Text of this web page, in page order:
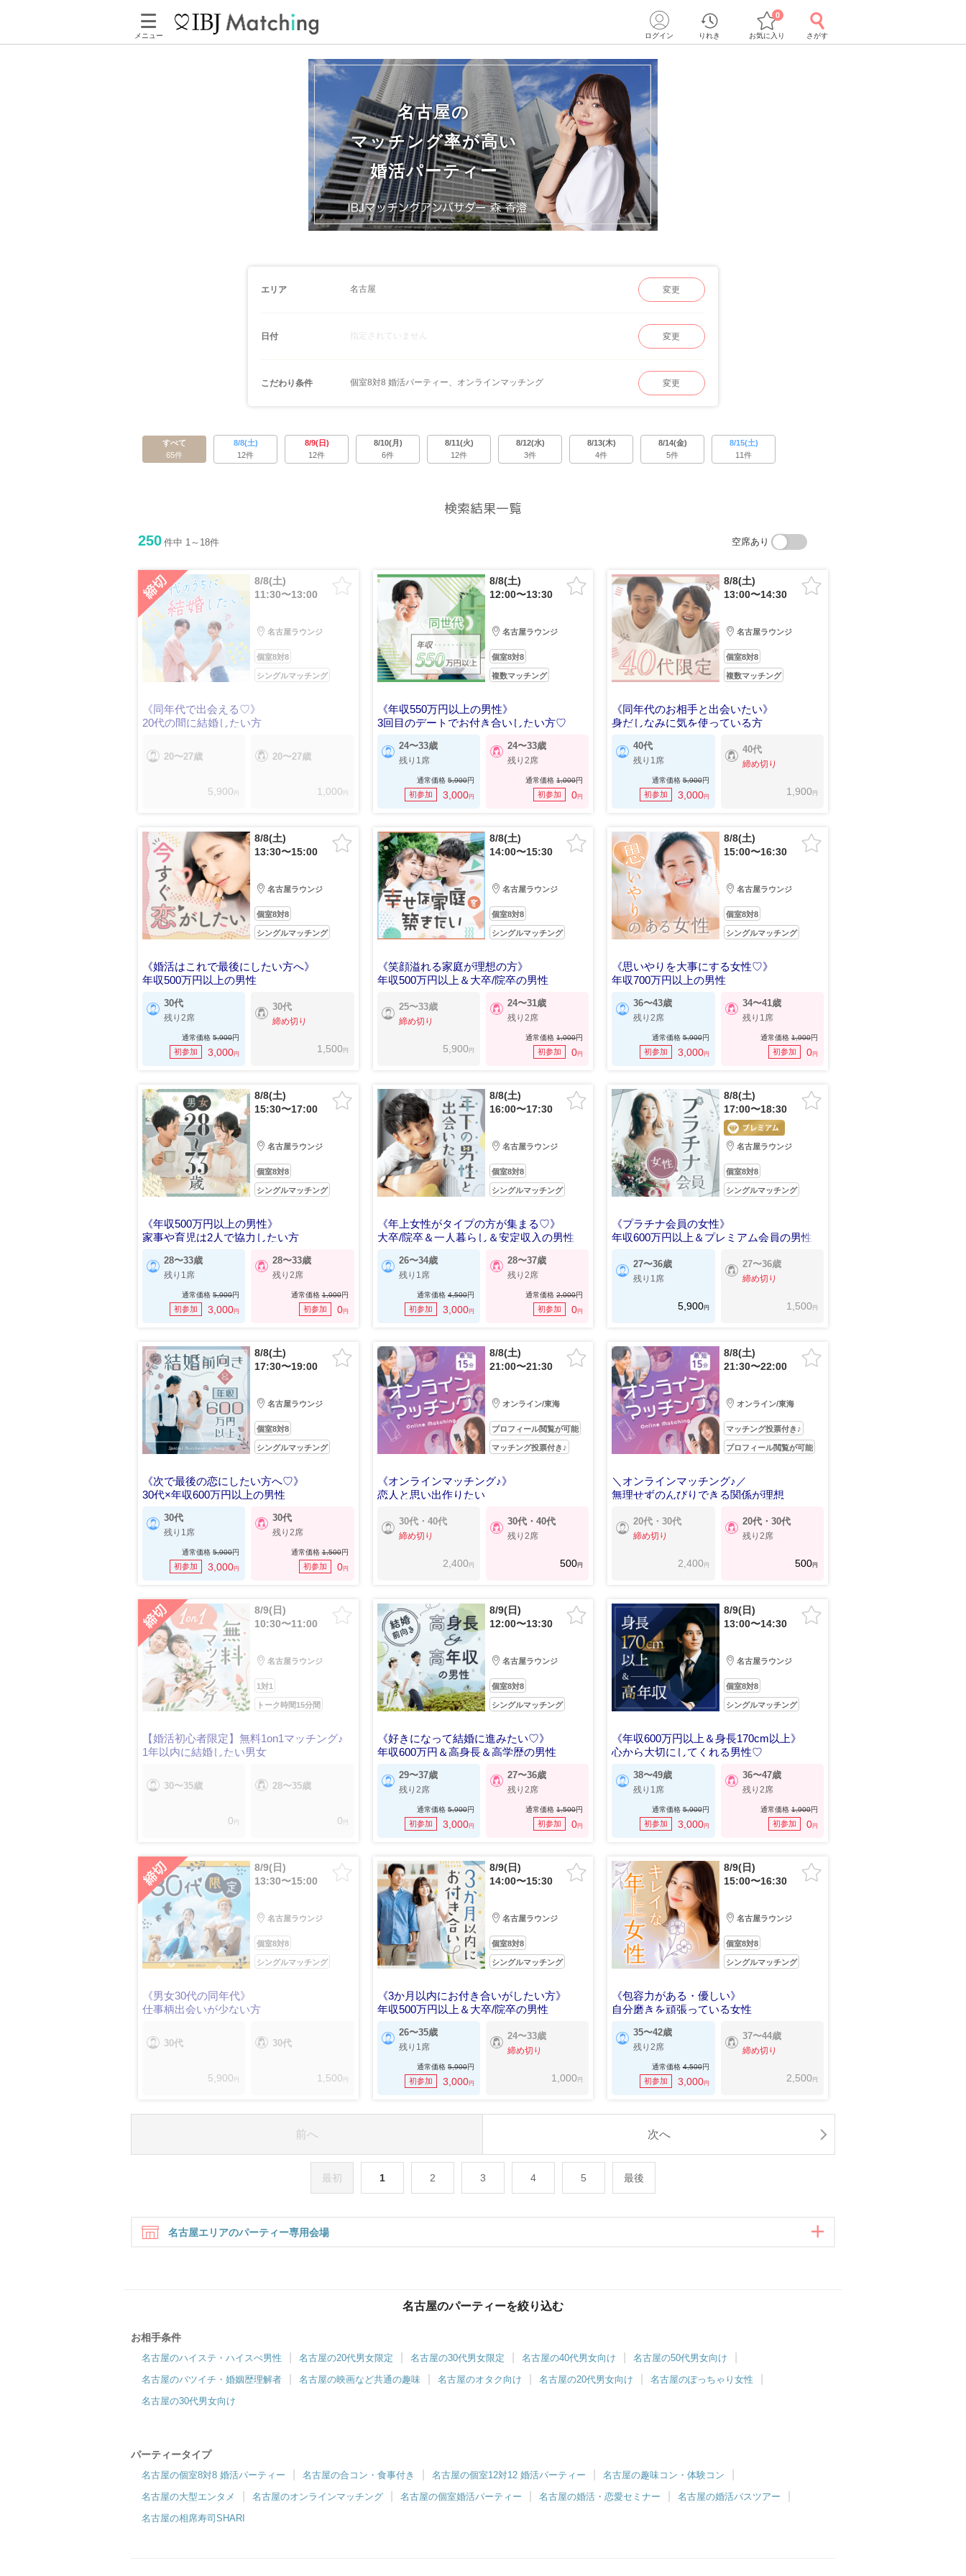
メニュー ログイン りれき お気に入り
0
さがす
名古屋の
マッチング率が高い
婚活パーティー
エリア 名古屋 変更
日付 指定されていません 変更
こだわり条件 個室8対8 婚活パーティー、オンラインマッチング 変更
すべて
65件
8/8(土)
12件
8/9(日)
12件
8/10(月)
6件
8/11(火)
12件
8/12(水)
3件
8/13(木)
4件
8/14(金)
5件
8/15(土)
11件
検索結果一覧
250 件中 1～18件 空席あり
8/8(土)
11:30〜13:00
名古屋ラウンジ
個室8対8
シングルマッチング
《同年代で出会える♡》
20代の間に結婚したい方
20〜27歳
5,900 円
20〜27歳
1,000 円
8/8(土)
12:00〜13:30
名古屋ラウンジ
個室8対8
複数マッチング
《年収550万円以上の男性》
3回目のデートでお付き合いしたい方♡
24〜33歳
残り1席
通常価格 5,900円
初参加 3,000円
24〜33歳
残り2席
通常価格1,000円
初参加 0円
8/8(土)
13:00〜14:30
名古屋ラウンジ
個室8対8
複数マッチング
《同年代のお相手と出会いたい》
身だしなみに気を使っている方
40代
残り1席
通常価格5,900円
初参加 3,000円
40代
締め切り
1,900 円
8/8(土)
13:30〜15:00
名古屋ラウンジ
個室8対8
シングルマッチング
《婚活はこれで最後にしたい方へ》
年収500万円以上の男性
30代
残り2席
通常価格5,900円
初参加 3,000円
30代
締め切り
1,500 円
8/8(土)
14:00〜15:30
名古屋ラウンジ
個室8対8
シングルマッチング
《笑顔溢れる家庭が理想の方》
年収500万円以上＆大卒/院卒の男性
25〜33歳
締め切り
5,900 円
24〜31歳
残り2席
通常価格1,000円
初参加 0円
8/8(土)
15:00〜16:30
名古屋ラウンジ
個室8対8
シングルマッチング
《思いやりを大事にする女性♡》
年収700万円以上の男性
36〜43歳
残り2席
通常価格5,900円
初参加 3,000円
34〜41歳
残り1席
通常価格 1,900円
初参加 0円
8/8(土)
15:30〜17:00
名古屋ラウンジ
個室8対8
シングルマッチング
《年収500万円以上の男性》
家事や育児は2人で協力したい方
28〜33歳
残り1席
通常価格5,900円
初参加 3,000円
28〜33歳
残り2席
通常価格1,000円
初参加 0円
8/8(土)
16:00〜17:30
名古屋ラウンジ
個室8対8
シングルマッチング
《年上女性がタイプの方が集まる♡》
大卒/院卒＆一人暮らし＆安定収入の男性
26〜34歳
残り1席
通常価格 4,500円
初参加 3,000円
28〜37歳
残り2席
通常価格2,000円
初参加 0円
8/8(土)
17:00〜18:30
名古屋ラウンジ
個室8対8
シングルマッチング
《プラチナ会員の女性》
年収600万円以上＆プレミアム会員の男性
27〜36歳
残り1席
5,900円
27〜36歳
締め切り
1,500 円
8/8(土)
17:30〜19:00
名古屋ラウンジ
個室8対8
シングルマッチング
《次で最後の恋にしたい方へ♡》
30代×年収600万円以上の男性
30代
残り1席
通常価格5,900円
初参加 3,000円
30代
残り2席
通常価格1,500円
初参加 0円
8/8(土)
21:00〜21:30
オンライン/東海
プロフィール閲覧が可能
マッチング投票付き♪
《オンラインマッチング♪》
恋人と思い出作りたい
30代・40代
締め切り
2,400 円
30代・40代
残り2席
500円
8/8(土)
21:30〜22:00
オンライン/東海
マッチング投票付き♪
プロフィール閲覧が可能
＼オンラインマッチング♪／
無理せずのんびりできる関係が理想
20代・30代
締め切り
2,400 円
20代・30代
残り2席
500円
8/9(日)
10:30〜11:00
名古屋ラウンジ
1対1
トーク時間15分間
【婚活初心者限定】無料1on1マッチング♪
1年以内に結婚したい男女
30〜35歳
0 円
28〜35歳
0 円
8/9(日)
12:00〜13:30
名古屋ラウンジ
個室8対8
シングルマッチング
《好きになって結婚に進みたい♡》
年収600万円＆高身長＆高学歴の男性
29〜37歳
残り2席
通常価格 5,900円
初参加 3,000円
27〜36歳
残り2席
通常価格1,500円
初参加 0円
8/9(日)
13:00〜14:30
名古屋ラウンジ
個室8対8
シングルマッチング
《年収600万円以上＆身長170cm以上》
心から大切にしてくれる男性♡
38〜49歳
残り1席
通常価格5,900円
初参加 3,000円
36〜47歳
残り2席
通常価格 1,900円
初参加 0円
8/9(日)
13:30〜15:00
名古屋ラウンジ
個室8対8
シングルマッチング
《男女30代の同年代》
仕事柄出会いが少ない方
30代
5,900 円
30代
1,500 円
8/9(日)
14:00〜15:30
名古屋ラウンジ
個室8対8
シングルマッチング
《3か月以内にお付き合いがしたい方》
年収500万円以上＆大卒/院卒の男性
26〜35歳
残り1席
通常価格 5,900円
初参加 3,000円
24〜33歳
締め切り
1,000 円
8/9(日)
15:00〜16:30
名古屋ラウンジ
個室8対8
シングルマッチング
《包容力がある・優しい》
自分磨きを頑張っている女性
35〜42歳
残り2席
通常価格4,500円
初参加 3,000円
37〜44歳
締め切り
2,500 円
前へ 次へ
最初 1 2 3 4 5 最後
名古屋エリアのパーティー専用会場
名古屋ラウンジ
サービス
ツヴァイ名駅
名古屋のパーティーを絞り込む
お相手条件
名古屋のハイステ・ハイスぺ男性 名古屋の20代男女限定 名古屋の30代男女限定 名古屋の40代男女向け
名古屋の50代男女向け
名古屋のバツイチ・婚姻歴理解者
名古屋の映画など共通の趣味 名古屋のオタク向け 名古屋の20代男女向け
名古屋のぽっちゃり女性
名古屋の30代男女向け
パーティータイプ
名古屋の個室8対8 婚活パーティー 名古屋の合コン・食事付き 名古屋の個室12対12 婚活パーティー
名古屋の趣味コン・体験コン
名古屋の大型エンタメ
名古屋のオンラインマッチング 名古屋の個室婚活パーティー 名古屋の婚活・恋愛セミナー
名古屋の婚活バスツアー
名古屋の相席寿司SHARI